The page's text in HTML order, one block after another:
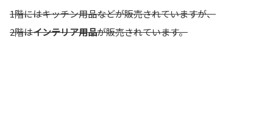
1階にはキッチン用品などが販売されていますが、
2階はインテリア用品が販売されています。